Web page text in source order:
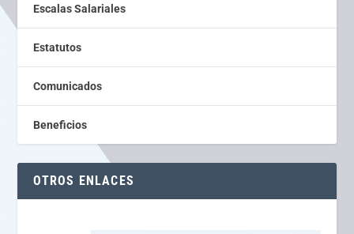
Escalas Salariales
Estatutos
Comunicados
Beneficios
OTROS ENLACES